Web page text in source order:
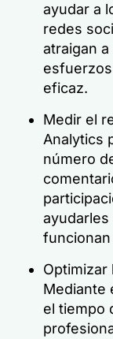
ayudar a
redes
atraigan
eficaz.
Medir el
Analytics
número
Optimizar
Mediante
el tiempo